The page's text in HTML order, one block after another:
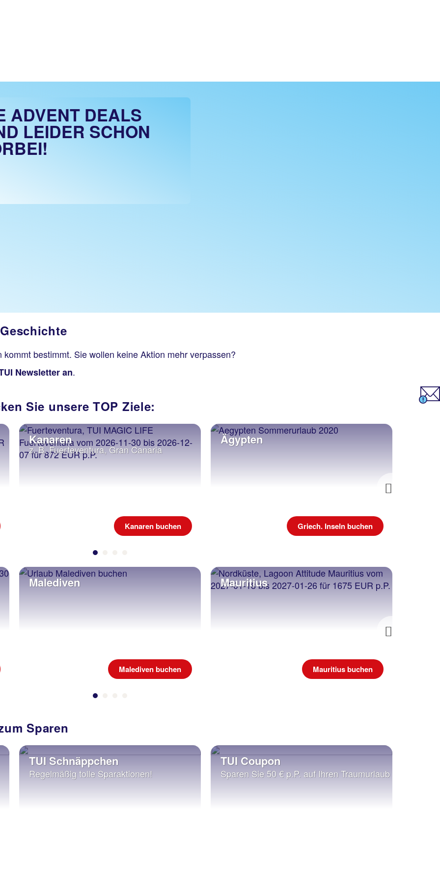
ADVENT DEALS
LEIDER SCHON
bestimmt. Sie wollen keine Aktion mehr verpassen?
Newsletter an.
Sie unsere TOP Ziele:
Kanaren
z. B. Fuerteventura, Gran Canaria
Kanaren buchen
Ägypten
Griech. Inseln buchen
Malediven
Malediven buchen
Mauritius
Mauritius buchen
Sparen
TUI Schnäppchen
Regelmäßig tolle Sparaktionen!
TUI Coupon
Sparen Sie 50 € p.P. auf Ihren Traumurlaub